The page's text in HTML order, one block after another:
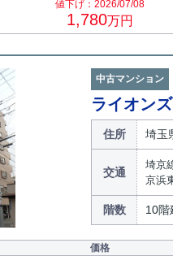
値下げ：2026/07/08
1,780万円
中古マンション
ライオン
住所 埼玉
交通
埼京
京浜
階数 10階
価格